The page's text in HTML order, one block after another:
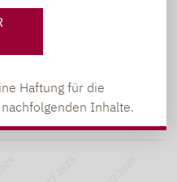
Haftung für die
Inhalte.